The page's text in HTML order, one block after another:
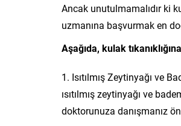
Ancak unutulmamalıdır ki
uzmanına başvurmak en
Aşağıda, kulak
Isıtılmış Zeytinyağı ve
ısıtılmış zeytinyağı ve
doktorunuza danışmanız